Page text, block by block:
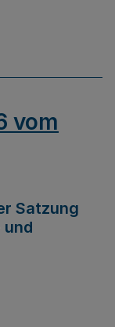
vom
Satzung
und